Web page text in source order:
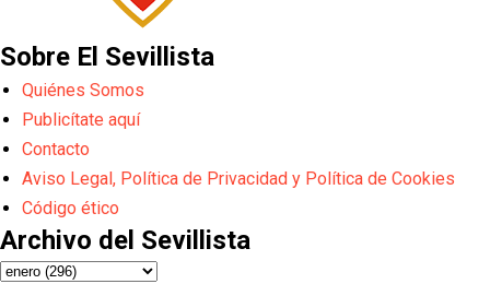
Sobre El Sevillista
Quiénes Somos
Publicítate aquí
Contacto
Aviso Legal, Política de Privacidad y Política de Cookies
Código ético
Archivo del Sevillista